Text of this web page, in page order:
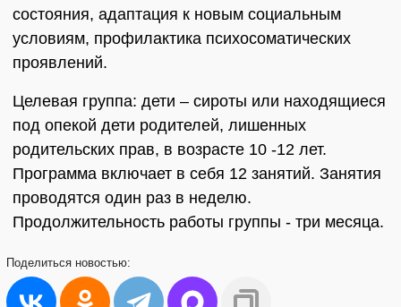
состояния, адаптация к новым социальным
условиям, профилактика психосоматических
проявлений.
Целевая группа: дети – сироты или находящиеся
под опекой дети родителей, лишенных
родительских прав, в возрасте 10 -12 лет.
Программа включает в себя 12 занятий. Занятия
проводятся один раз в неделю.
Продолжительность работы группы - три месяца.
Поделиться новостью: